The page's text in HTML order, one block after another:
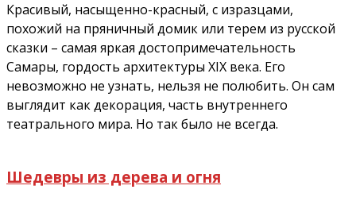
Красивый, насыщенно-красный, с изразцами,
похожий на пряничный домик или терем из русской
сказки – самая яркая достопримечательность
Самары, гордость архитектуры XIX века. Его
невозможно не узнать, нельзя не полюбить. Он сам
выглядит как декорация, часть внутреннего
театрального мира. Но так было не всегда.
Шедевры из дерева и огня